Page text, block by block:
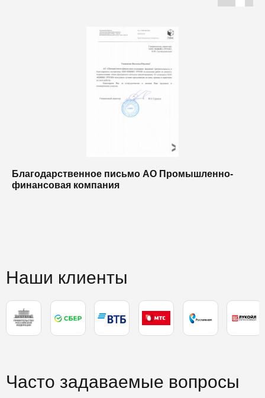
Благодарственное письмо АО Промышленно-
финансовая компания
Наши клиенты
Часто задаваемые вопросы